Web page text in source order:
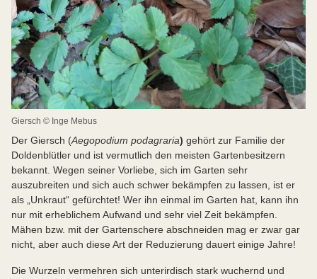
Giersch © Inge Mebus
Der Giersch (Aegopodium podagraria) gehört zur Familie der
Doldenblütler und ist vermutlich den meisten Gartenbesitzern
bekannt. Wegen seiner Vorliebe, sich im Garten sehr
auszubreiten und sich auch schwer bekämpfen zu lassen, ist er
als „Unkraut“ gefürchtet! Wer ihn einmal im Garten hat, kann ihn
nur mit erheblichem Aufwand und sehr viel Zeit bekämpfen.
Mähen bzw. mit der Gartenschere abschneiden mag er zwar gar
nicht, aber auch diese Art der Reduzierung dauert einige Jahre!
Die Wurzeln vermehren sich unterirdisch stark wuchernd und